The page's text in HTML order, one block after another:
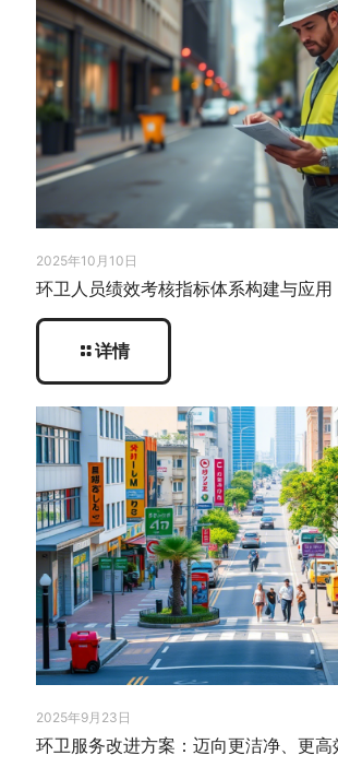
2025年10月10日
环卫人员绩效考核指标体系构建与应用
详情
2025年9月23日
环卫服务改进方案：迈向更洁净、更高